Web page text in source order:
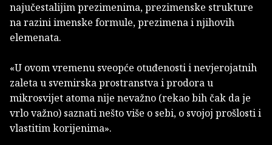
najučestalijim prezimenima, prezimenske strukture
na razini imenske formule, prezimena i njihovih
elemenata.
«U ovom vremenu sveopće otuđenosti i nevjerojatnih
zaleta u svemirska prostranstva i prodora u
mikrosvijet atoma nije nevažno (rekao bih čak da je
vrlo važno) saznati nešto više o sebi, o svojoj prošlosti i
vlastitim korijenima».